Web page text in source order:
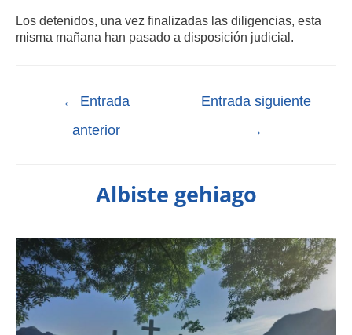
Los detenidos, una vez finalizadas las diligencias, esta
misma mañana han pasado a disposición judicial.
← Entrada
anterior
Entrada siguiente
→
Albiste gehiago